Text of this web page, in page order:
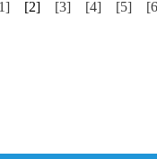
[2] [3] [4] [5]